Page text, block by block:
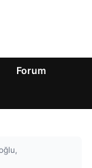
Forum